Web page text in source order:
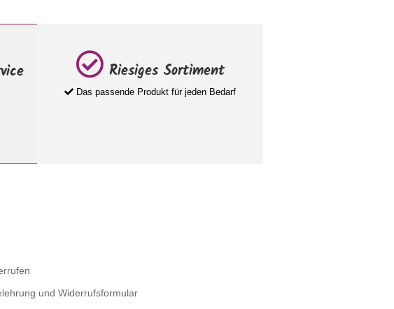
Riesiges Sortiment
Das passende Produkt für jeden Bedarf
und Widerrufsformular